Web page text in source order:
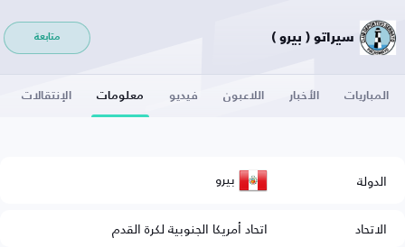
سيراتو ( بيرو ) متابعة
المباريات الأخبار اللاعبون فيديو معلومات الإنتقالات
الدولة بيرو
الاتحاد
اتحاد أمريكا الجنوبية لكرة القدم